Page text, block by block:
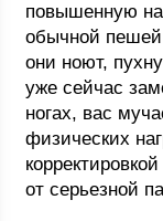
повышенную
обычной пешей
они ноют,
уже сейчас
ногах, вас
физических
от серьезной